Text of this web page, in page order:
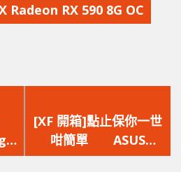
RX 590 8G OC
一
文
[XF 開箱]點止保你一世
咁簡單 ASUS
ZenDrive U7M 絕世珍